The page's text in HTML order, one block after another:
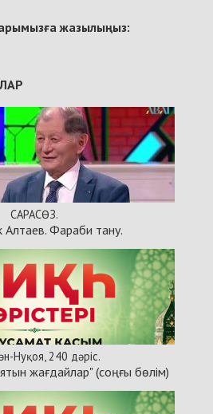
жазылыңыз:
САРАСӨЗ.
Фараби тану.
Нуқоя, 240 дәріс.
жағдайлар" (соңғы бөлім)